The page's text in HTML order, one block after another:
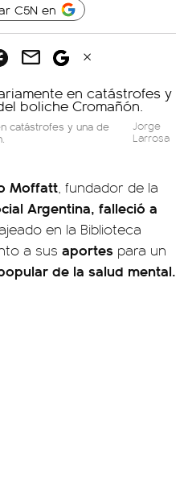
C5N en
catástrofes y una de
Jorge
Larrosa
Moffatt, fundador de la
Argentina, falleció a
en la Biblioteca
a sus aportes para un
de la salud mental.